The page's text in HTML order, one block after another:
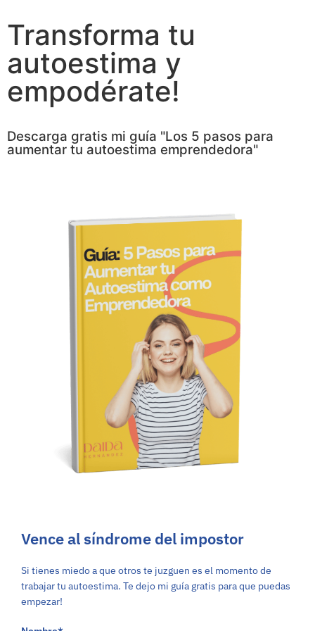
Transforma tu
autoestima y
empodérate!
Descarga gratis mi guía "Los 5 pasos para
aumentar tu autoestima emprendedora"
Vence al síndrome del impostor
Si tienes miedo a que otros te juzguen es el momento de
trabajar tu autoestima. Te dejo mi guía gratis para que puedas
empezar!